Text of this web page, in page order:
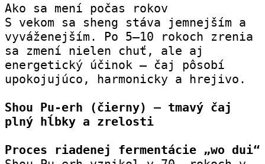
Ako sa mení počas rokov
S vekom sa sheng stáva jemnejším a
vyváženejším. Po 5–10 rokoch zrenia
sa zmení nielen chuť, ale aj
energetický účinok – čaj pôsobí
upokojujúco, harmonicky a hrejivo.
Shou Pu-erh (čierny) – tmavý čaj
plný hĺbky a zrelosti
Proces riadenej fermentácie „wo dui“